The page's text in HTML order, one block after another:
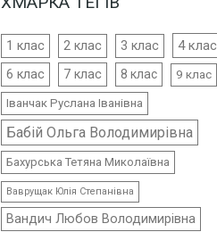
1 клас 2 клас 3 клас 4 клас
6 клас 7 клас 8 клас 9 клас
Іванчак Руслана Іванівна
Бабій Ольга Володимирівна
Бахурська Тетяна Миколаївна
Ваврущак Юлія Степанівна
Вандич Любов Володимирівна